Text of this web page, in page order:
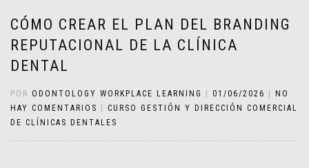
CÓMO CREAR EL PLAN DEL BRANDING
REPUTACIONAL DE LA CLÍNICA
DENTAL
POR ODONTOLOGY WORKPLACE LEARNING 01/06/2026
NO
HAY COMENTARIOS
CURSO GESTIÓN Y DIRECCIÓN COMERCIAL
DE CLÍNICAS DENTALES